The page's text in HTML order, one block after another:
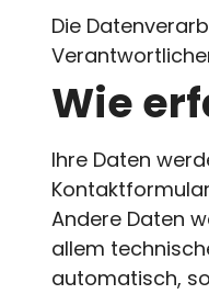
Die
Wie
Ihre Daten
Andere Daten
allem
automatisch,